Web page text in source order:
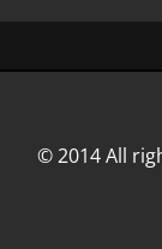
© 2014 All